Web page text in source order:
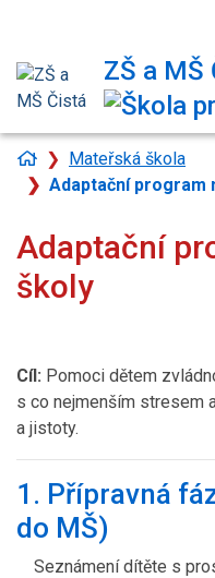
info@zsmscista.czZŠ a MŠ
Úvodní
stránka
Mateřská škola
Adaptační program
Adaptační
školy
Cíl: Pomoci dětem
s co nejmenším stresem
a jistoty.
1. Přípravná
do MŠ)
Seznámení dítěte s